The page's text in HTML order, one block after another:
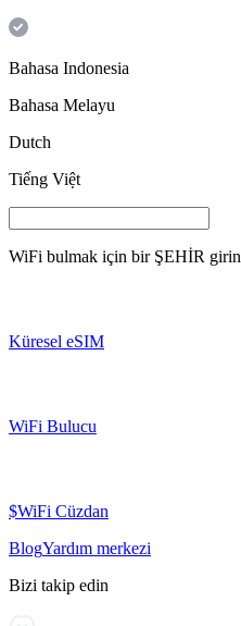
Bahasa Indonesia
Bahasa Melayu
Dutch
Tiếng Việt
WiFi bulmak için bir ŞEHİR girin
Küresel eSIM
WiFi Bulucu
$WiFi Cüzdan
BlogYardım merkezi
Bizi takip edin